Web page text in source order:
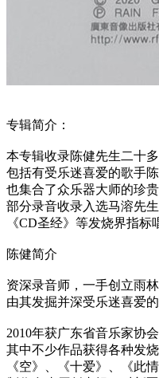
专辑简介：
本专辑收录陈健先生二十
包括有受乐迷喜爱的歌手
也集合了众乐器大师的珍
部分录音收录入选马溶先
《CD圣经》等发烧界指标
陈健简介
资深录音师，一手创立雨
由其发掘并深受乐迷喜爱
2010年获广东省音乐家协
其中不少作品获得各种发
《空》、《十爱》、《此